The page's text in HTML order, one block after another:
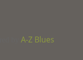
A-Z Blues